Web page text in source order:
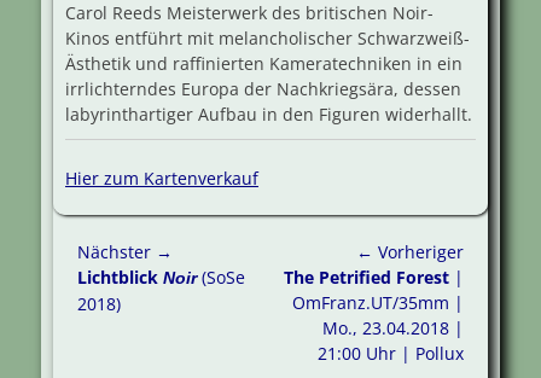
Carol Reeds Meisterwerk des britischen Noir-
Kinos entführt mit melancholischer Schwarzweiß-
Ästhetik und raffinierten Kameratechniken in ein
irrlichterndes Europa der Nachkriegsära, dessen
labyrinthartiger Aufbau in den Figuren widerhallt.
Hier zum Kartenverkauf
Beitragsnavigation
← Vorheriger
Vorheriger
Beitrag:
The Petrified Forest |
OmFranz.UT/35mm |
Mo., 23.04.2018 |
21:00 Uhr | Pollux
Nächster →
Nächster
Beitrag:
Lichtblick Noir (SoSe
2018)